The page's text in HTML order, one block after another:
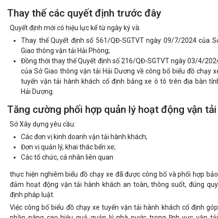
Thay thế các quyết định trước đây
Quyết định mới có hiệu lực kể từ ngày ký và:
Thay thế Quyết định số 561/QĐ-SGTVT ngày 09/7/2024 của
Giao thông vận tải Hải Phòng;
Đồng thời thay thế Quyết định số 216/QĐ-SGTVT ngày 03/4/
của Sở Giao thông vận tải Hải Dương về công bố biểu đồ chạy
tuyến vận tải hành khách cố định bằng xe ô tô trên địa bàn
Hải Dương.
Tăng cường phối hợp quản lý hoạt động vận tải
Sở Xây dựng yêu cầu:
Các đơn vị kinh doanh vận tải hành khách;
Đơn vị quản lý, khai thác bến xe;
Các tổ chức, cá nhân liên quan
thực hiện nghiêm biểu đồ chạy xe đã được công bố và phối hợp bảo
đảm hoạt động vận tải hành khách an toàn, thông suốt, đúng quy
định pháp luật.
Việc công bố biểu đồ chạy xe tuyến vận tải hành khách cố định góp